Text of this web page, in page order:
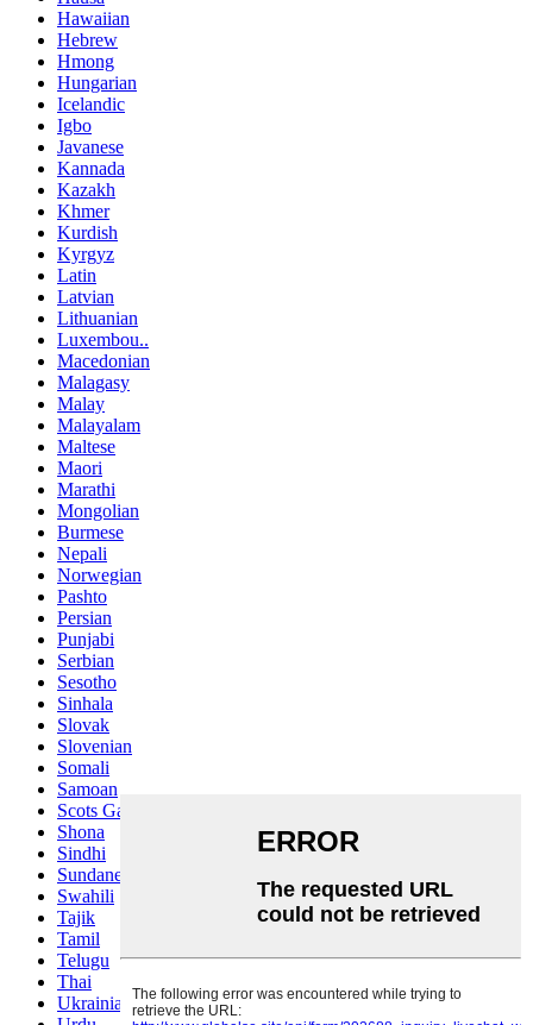
Hawaiian
Hebrew
Hmong
Hungarian
Icelandic
Igbo
Javanese
Kannada
Kazakh
Khmer
Kurdish
Kyrgyz
Latin
Latvian
Lithuanian
Luxembou..
Macedonian
Malagasy
Malay
Malayalam
Maltese
Maori
Marathi
Mongolian
Burmese
Nepali
Norwegian
Pashto
Persian
Punjabi
Serbian
Sesotho
Sinhala
Slovak
Slovenian
Somali
Samoan
Scots Gaelic
Shona
Sindhi
Sundanese
Swahili
Tajik
Tamil
Telugu
Thai
Ukrainian